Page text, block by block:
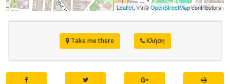
Leaflet, \r\n©OpenStreetMapcontributors
Take me there Κλήση